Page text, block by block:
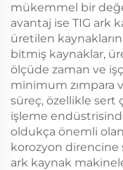
mükemmel bir
avantaj ise TIG ark
üretilen
bitmiş kaynaklar,
ölçüde zaman ve
minimum zımpara
süreç, özellikle sert
işleme
oldukça önemli
korozyon direncine
ark kaynak